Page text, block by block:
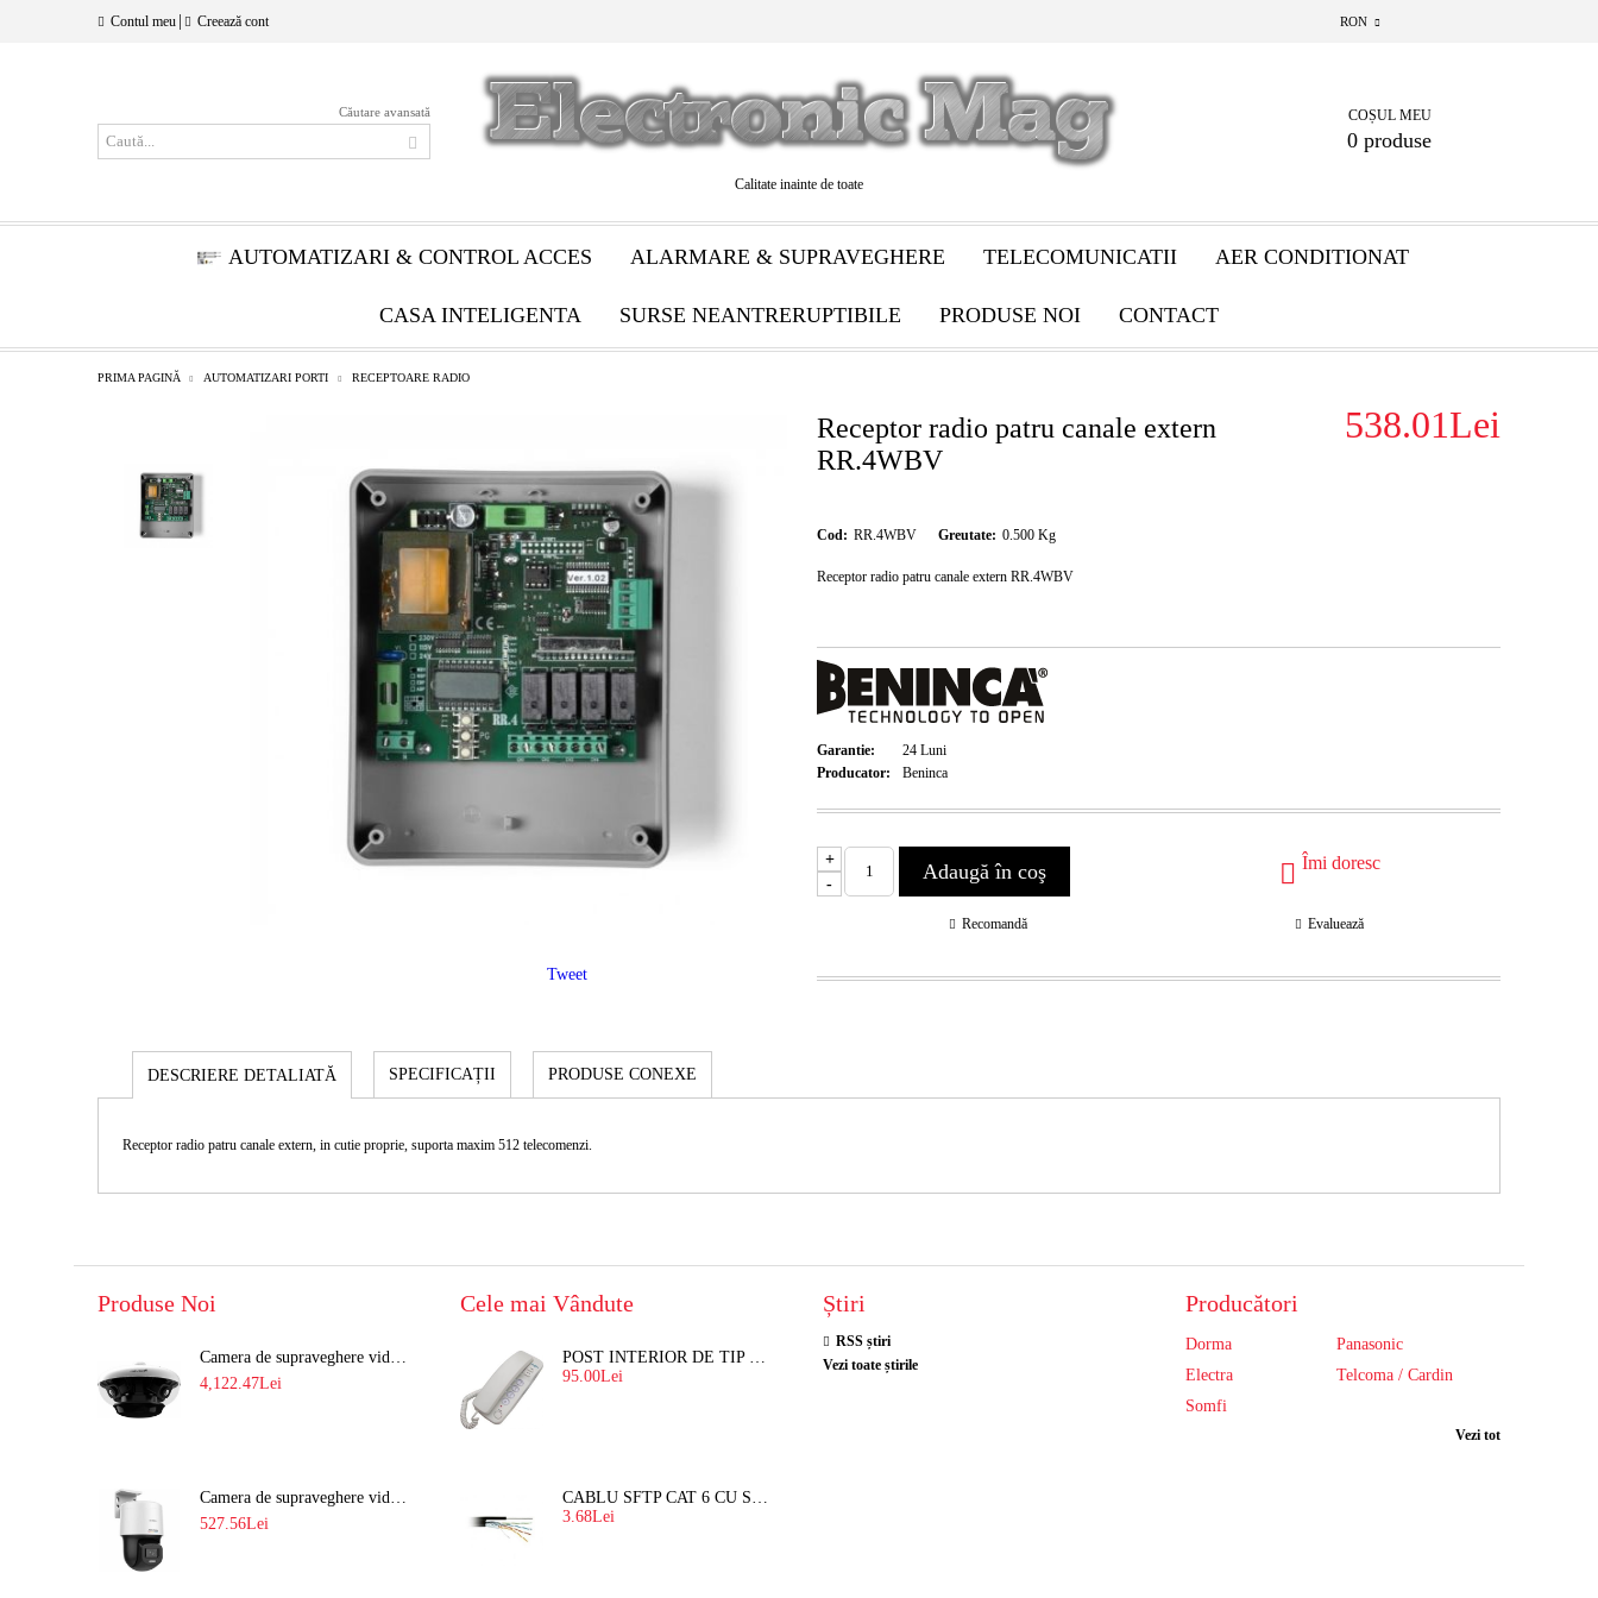
Contul meu Creează cont RON
Căutare avansată
Calitate inainte de toate
COȘUL MEU
0 produse
AUTOMATIZARI & CONTROL ACCES ALARMARE & SUPRAVEGHERE TELECOMUNICATII AER CONDITIONAT
CASA INTELIGENTA SURSE NEANTRERUPTIBILE PRODUSE NOI CONTACT
PRIMA PAGINĂ AUTOMATIZARI PORTI RECEPTOARE RADIO
Receptor radio patru canale extern
RR.4WBV
538.01Lei
Cod: RR.4WBV Greutate: 0.500 Kg
Receptor radio patru canale extern RR.4WBV
Garantie: 24 Luni
Producator:
Beninca
+
-
Îmi doresc
Recomandă Evaluează
Tweet
DESCRIERE DETALIATĂ SPECIFICAȚII PRODUSE CONEXE
Receptor radio patru canale extern, in cutie proprie, suporta maxim 512 telecomenzi.
Produse Noi
Camera de supraveghere video 8MP panoramica de exterior(4x2MP Stitched) Navaio NGC-7482PR
4,122.47Lei
Camera de supraveghere video IP PT 4MP cu lumina alba 30M si lentila fixa Hikvision DS-2DE2C400SCG-E F1
527.56Lei
Cele mai Vândute
POST INTERIOR DE TIP TELEFON RESEL, T8018 PENTRU INTERFON DE BLOC
95.00Lei
CABLU SFTP CAT 6 CU SUFA, DE EXTERIOR 8 FIRE X 0,56 MM
3.68Lei
Știri
RSS știri
Vezi toate știrile
Producători
Dorma
Panasonic
Electra
Telcoma / Cardin
Somfi
Vezi tot